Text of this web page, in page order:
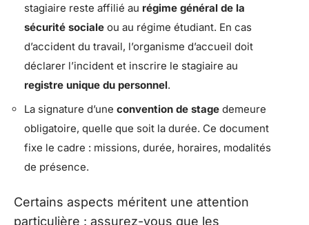
stagiaire reste affilié au régime général de la
sécurité sociale ou au régime étudiant. En cas
d’accident du travail, l’organisme d’accueil doit
déclarer l’incident et inscrire le stagiaire au
registre unique du personnel.
La signature d’une convention de stage demeure
obligatoire, quelle que soit la durée. Ce document
fixe le cadre : missions, durée, horaires, modalités
de présence.
Certains aspects méritent une attention
particulière : assurez-vous que les